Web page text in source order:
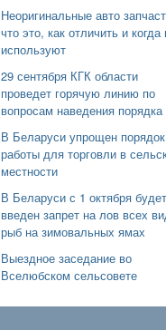
Неоригинальные авто
что это, как отличить и когда
используют
29 сентября КГК области
проведет горячую линию по
вопросам наведения порядка
В Беларуси упрощен порядок
работы для торговли в
местности
В Беларуси с 1 октября будет
введен запрет на лов всех
рыб на зимовальных ямах
Выездное заседание во
Вселюбском сельсовете